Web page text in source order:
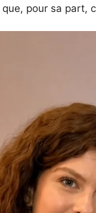
pour sa part,